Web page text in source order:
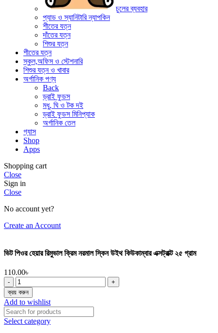
চুলের ব্যবহার
প্যাড ও স্যানিটারি ন্যাপকিন
শীতের যত্ন
দাঁতের যত্ন
শিশুর যত্ন
শীতের যত্ন
স্কুল,অফিস ও স্টেশনারি
শিশুর যত্ন ও খাবার
অর্গানিক পণ্য
Back
ড্রাই ফুডস
মধু, ঘি ও টক দই
ড্রাই ফুডস মিনিপ্যাক
অর্গানিক তেল
গ্যাস
Shop
Apps
Shopping cart
Close
Sign in
Close
No account yet?
Create an Account
ভিট পিওর হেয়ার রিমুভাল ক্রিম নরমাল স্কিন উইথ কিউকাম্বার এক্সট্রাক্ট ২৫ গ্রাম
110.00৳
ভিট
পিওর
হেয়ার
রিমুভাল
ক্রিম
নরমাল
ক্রয় করুন
Add to wishlist
Select category